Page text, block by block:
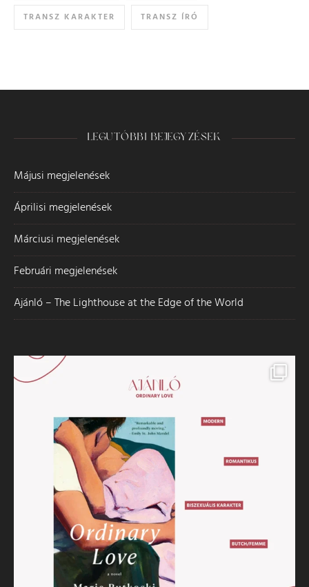
TRANSZ KARAKTER TRANSZ ÍRÓ
LEGUTÓBBI BEJEGYZÉSEK
Májusi megjelenések
Áprilisi megjelenések
Márciusi megjelenések
Februári megjelenések
Ajánló – The Lighthouse at the Edge of the World